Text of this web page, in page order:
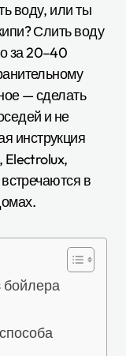
Слить воду
за 20–40
— сделать
и не
инструкция
Electrolux,
в
бойлера